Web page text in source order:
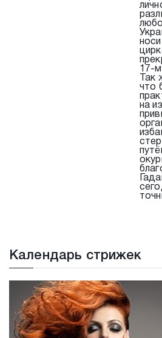
17-
Так
что
на
Календарь стрижек